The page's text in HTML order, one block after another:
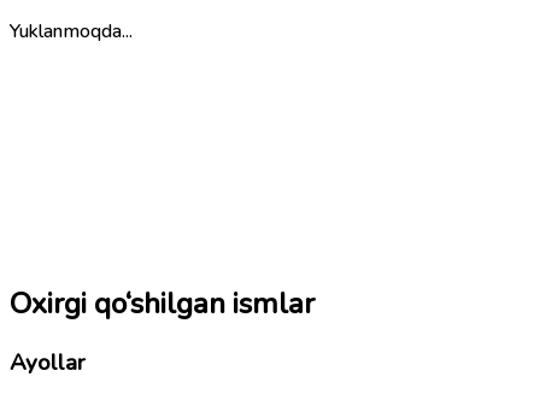
Yuklanmoqda...
Oxirgi qo‘shilgan ismlar
Ayollar